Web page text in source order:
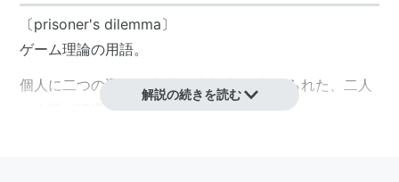
〔prisoner's dilemma〕
ゲーム理論の用語。
個人に二つの選択肢(協力／非協力)が与えられた、二人
の人間が遭遇するジレンマ。
解説の続きを読む